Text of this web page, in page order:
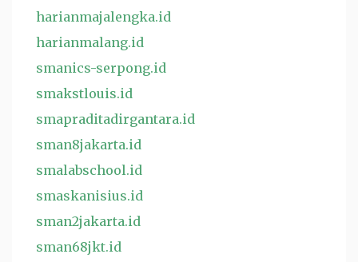
harianmajalengka.id
harianmalang.id
smanics-serpong.id
smakstlouis.id
smapraditadirgantara.id
sman8jakarta.id
smalabschool.id
smaskanisius.id
sman2jakarta.id
sman68jkt.id